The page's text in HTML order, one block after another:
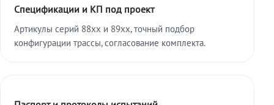
Спецификации и КП под проект
Артикулы серий 88xx и 89xx, точный подбор
конфигурации трассы, согласование комплекта.